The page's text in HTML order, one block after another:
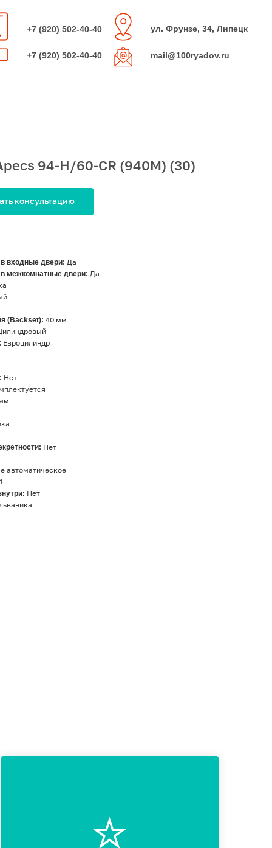
+7 (920) 502-40-40
+7 (920) 502-40-40
ул. Фрунзе, 34, Липецк
mail@100ryadov.ru
94-Н/60-CR (940М) (30)
консультацию
входные двери: Да
межкомнатные двери: Да
(Backset): 40 мм
Евроцилиндр
Нет
Нет
автоматическое
1
: Нет